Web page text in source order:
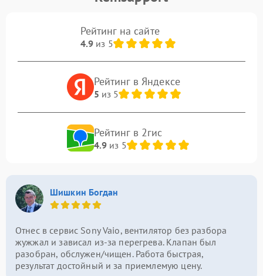
Рейтинг на сайте
4.9из 5
Рейтинг в Яндексе
5 из 5
Рейтинг в 2гис
4.9из 5
Шишкин Богдан
Отнес в сервис Sony Vaio, вентилятор без разбора
жужжал и зависал из-за перегрева. Клапан был
разобран, обслужен/чищен. Работа быстрая,
результат достойный и за приемлемую цену.